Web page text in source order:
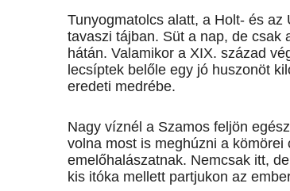
Tunyogmatolcs alatt, a Holt- és
tavaszi tájban. Süt a nap, de csak
hátán. Valamikor a XIX. század
lecsíptek belőle egy jó huszonöt
eredeti medrébe.
Nagy víznél a Szamos feljön
volna most is meghúzni a
emelőhalászatnak. Nemcsak itt,
kis itóka mellett partjukon az